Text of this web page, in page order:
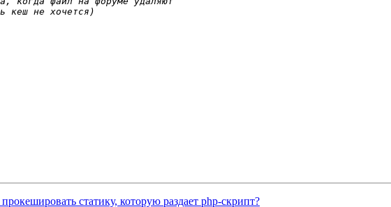
статику, которую раздает php-скрипт?